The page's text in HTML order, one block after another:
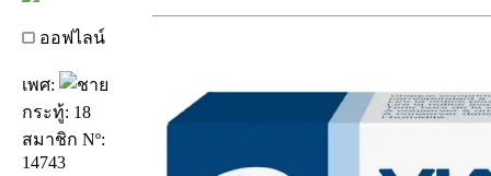
ออฟไลน์
เพศ:
กระทู้: 18
สมาชิก Nº:
14743